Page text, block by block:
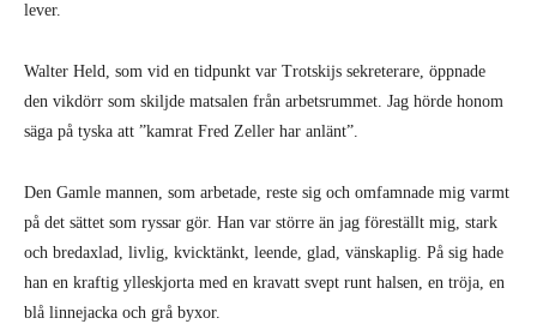
lever.
Walter Held, som vid en tidpunkt var Trotskijs sekreterare, öppnade
den vikdörr som skiljde matsalen från arbetsrummet. Jag hörde honom
säga på tyska att ”kamrat Fred Zeller har anlänt”.
Den Gamle mannen, som arbetade, reste sig och omfamnade mig varmt
på det sättet som ryssar gör. Han var större än jag föreställt mig, stark
och bredaxlad, livlig, kvicktänkt, leende, glad, vänskaplig. På sig hade
han en kraftig ylleskjorta med en kravatt svept runt halsen, en tröja, en
blå linnejacka och grå byxor.